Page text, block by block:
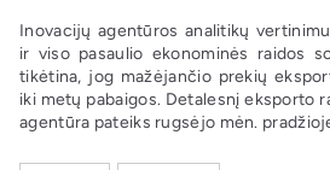
Inovacijų agentūros analitikų
ir viso pasaulio ekonominės raidos
tikėtina, jog mažėjančio prekių
iki metų pabaigos. Detalesnį eksporto
agentūra pateiks rugsėjo mėn.